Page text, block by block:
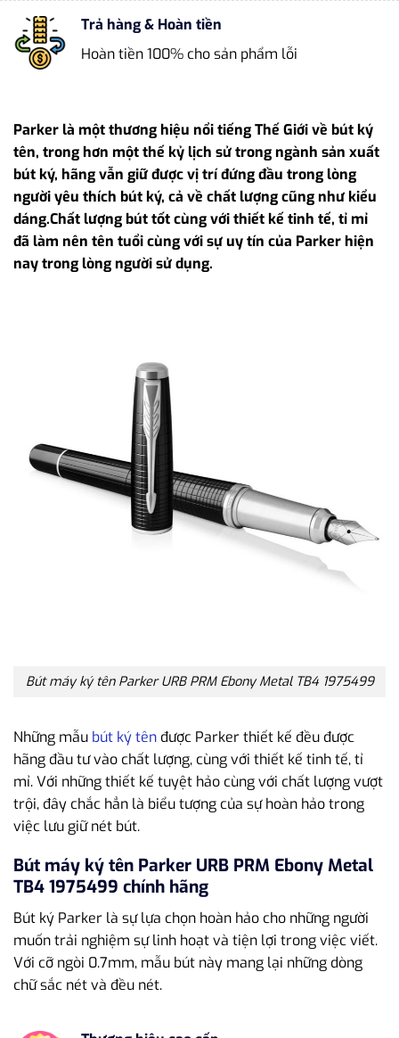
Trả hàng & Hoàn tiền
Hoàn tiền 100% cho sản phẩm lỗi
Parker là một thương hiệu nổi tiếng Thế Giới về bút ký
tên, trong hơn một thế kỷ lịch sử trong ngành sản xuất
bút ký, hãng vẫn giữ được vị trí đứng đầu trong lòng
người yêu thích bút ký, cả về chất lượng cũng như kiểu
dáng.Chất lượng bút tốt cùng với thiết kế tinh tế, tỉ mỉ
đã làm nên tên tuổi cùng với sự uy tín của Parker hiện
nay trong lòng người sử dụng.
Bút máy ký tên Parker URB PRM Ebony Metal TB4 1975499
Những mẫu bút ký tên được Parker thiết kế đều được
hãng đầu tư vào chất lượng, cùng với thiết kế tinh tế, tỉ
mỉ. Với những thiết kế tuyệt hảo cùng với chất lượng vượt
trội, đây chắc hẳn là biểu tượng của sự hoàn hảo trong
việc lưu giữ nét bút.
Bút máy ký tên Parker URB PRM Ebony Metal
TB4 1975499 chính hãng
Bút ký Parker là sự lựa chọn hoàn hảo cho những người
muốn trải nghiệm sự linh hoạt và tiện lợi trong việc viết.
Với cỡ ngòi 0.7mm, mẫu bút này mang lại những dòng
chữ sắc nét và đều nét.